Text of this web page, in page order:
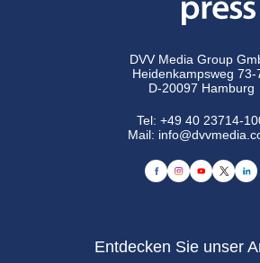
DVV Media Group
Heidenkampsweg 73-
D-20097 Hamburg
Tel:+49 40 23714-
Mail:
Entdecken Sie unser